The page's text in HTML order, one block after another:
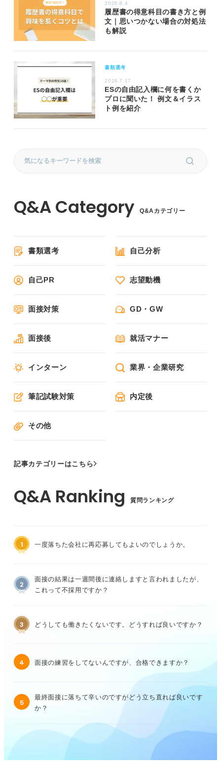
2026.8.4
履歴書の得意科目の書き方と例
文｜思いつかない場合の対処法
も解説
書類選考
2026.7.17
ESの自由記入欄に何を書くか
プロに聞いた！ 例文＆イラス
ト例を紹介
Q&Aカテゴリー
書類選考 自己分析
自己PR 志望動機
面接対策 GD・GW
面接後 就活マナー
インターン 業界・企業研究
筆記試験対策 内定後
その他
記事カテゴリーはこちら
質問ランキング
1 一度落ちた会社に再応募してもよいのでしょうか。
2
面接の結果は一週間後に連絡しますと言われましたが、
これって不採用ですか？
3 どうしても働きたくないです。どうすれば良いですか？
4 面接の練習をしてないんですが、合格できますか？
5
最終面接に落ちて辛いのですがどう立ち直れば良いです
か？